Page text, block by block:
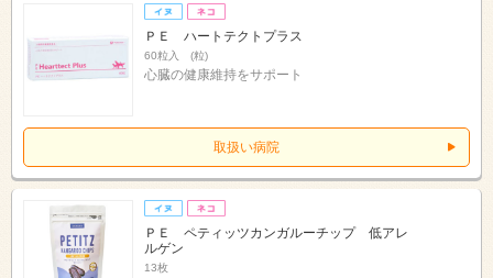
ＰＥ ハートテクトプラス
60粒入 (粒)
心臓の健康維持をサポート
取扱い病院
ＰＥ ペティッツカンガルーチップ 低アレ
ルゲン
13枚